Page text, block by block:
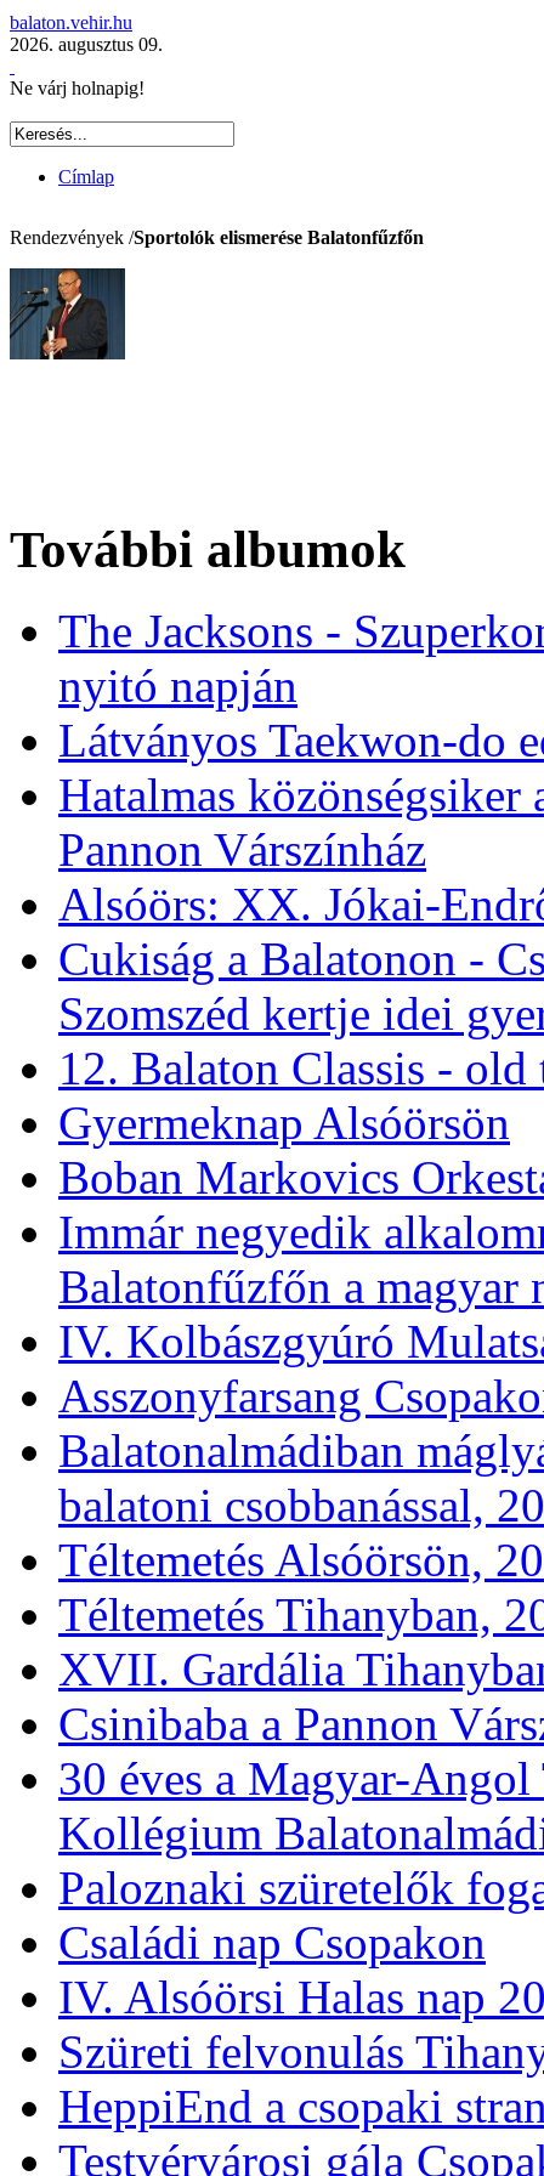
balaton.vehir.hu
2026. augusztus 09.
Ne várj holnapig!
Címlap
Rendezvények /Sportolók elismerése Balatonfűzfőn
További albumok
The Jacksons -
nyitó napján
Látványos Taekwon-do
Hatalmas
Pannon Várszínház
Alsóörs: XX. Jókai-
Cukiság a Balatonon -
Szomszéd kertje idei
12. Balaton Classis -
Gyermeknap Alsóörsön
Boban Markovics
Immár negyedik
Balatonfűzfőn a magyar
IV. Kolbászgyúró
Asszonyfarsang
Balatonalmádiban
balatoni csobbanással,
Téltemetés Alsóörsön,
Téltemetés Tihanyban,
XVII. Gardália
Csinibaba a Pannon
30 éves a Magyar-
Kollégium
Paloznaki szüretelők
Családi nap Csopakon
IV. Alsóörsi Halas nap
Szüreti felvonulás